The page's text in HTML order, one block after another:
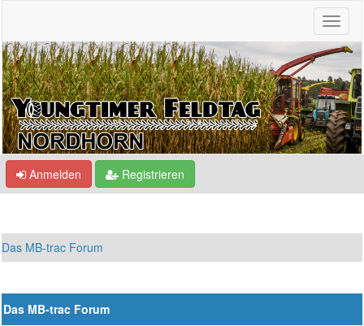
Anmelden Registrieren
Das MB-trac Forum
Das MB-trac Forum